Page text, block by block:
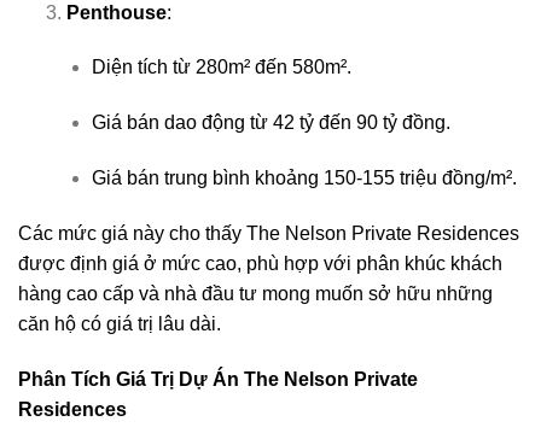
Penthouse:
Diện tích từ 280m² đến 580m².
Giá bán dao động từ 42 tỷ đến 90 tỷ đồng.
Giá bán trung bình khoảng 150-155 triệu đồng/m².
Các mức giá này cho thấy The Nelson Private Residences
được định giá ở mức cao, phù hợp với phân khúc khách
hàng cao cấp và nhà đầu tư mong muốn sở hữu những
căn hộ có giá trị lâu dài.
Phân Tích Giá Trị Dự Án The Nelson Private
Residences